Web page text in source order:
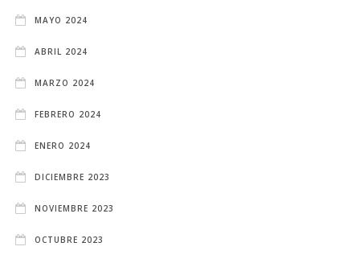
MAYO 2024
ABRIL 2024
MARZO 2024
FEBRERO 2024
ENERO 2024
DICIEMBRE 2023
NOVIEMBRE 2023
OCTUBRE 2023